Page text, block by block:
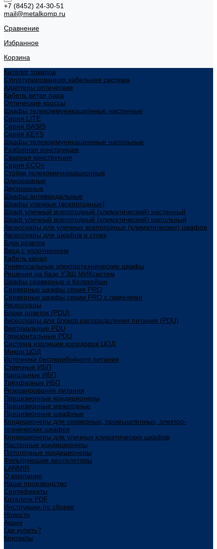
+7 (8452) 24-30-51
mail@metalkomp.ru
Сравнение
Избранное
Корзина
Каталог товаров
Структурированная кабельная система
Адаптеры оптические
Кабель витая пара
Оптические кроссы
Шкафы телекоммуникационные настенные
Cерия LITE
Cерия BASIS
Cерия KEYS
Шкафы телекоммуникационные напольные
Разборная конструкция
Сварная конструкция
Серия ECO+
Стойки телекоммуникационные
Однорамные
Двухрамные
Шкафы антивандальные
Шкафы уличные (всепогодные)
Шкаф уличный всепогодный (климатический) настенный
Шкаф уличный всепогодный (климатический) напольный
Аксессуары для уличных всепогодных (климатических) шкафов
Аксессуары для шкафов и стоек
Блок розеток
Ввод с уплотнением
Кабель канал
Универсальные электротехнические шкафы
Решения на базе УЭШ МИКсистем
Шкафы серверные и Колокейшн
Серверные шкафы серия PRO
Серверные шкафы серии PRO с ламелями
Аксессуары
Блоки розеток (PDU)
Аксессуары для блоков распределения питания (PDU)
Вертикальные PDU
Горизонтальные PDU
Система изоляции коридоров ЦОД
Микро ЦОД
Источники бесперебойного питания
Стоечные ИБП
Напольные ИБП
Трёхфазные ИБП
Резервирование питания
Прецизионные кондиционеры
Прецизионные межрядные
Прецизионные шкафные
Кондиционеры для серверных, промышленных, электро-
технических шкафов
Кондиционеры для уличных климатических шкафов
Настенные кондиционеры
Потолочные кондиционеры
Фильтрующие вентиляторы
LANMIR
О компании
Наше производство
Сертификаты
Каталоги PDF
Инструкции по сборке
Новости
Акции
Где купить?
Контакты